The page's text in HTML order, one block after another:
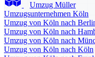
Umzug Müller
Umzugsunternehmen Köln
Umzug von Köln nach
Umzug von Köln nach
Umzug von Köln nach
Umzug von Köln nach Köln